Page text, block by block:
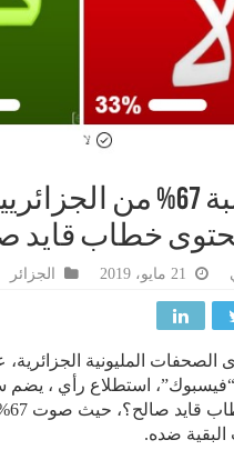
هل نسبة 67% من
خطاب قايد
الجزائر
المليونية الجزائرية، على
استطلاع رأي ، يضم سؤال
جاء في خطاب قايد
ضده.